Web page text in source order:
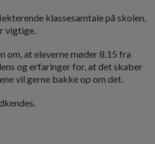
klassesamtale på skolen,
vigtige.
om, at eleverne møder 8.15 fra
og erfaringer for, at det skaber
vil gerne bakke op om det.